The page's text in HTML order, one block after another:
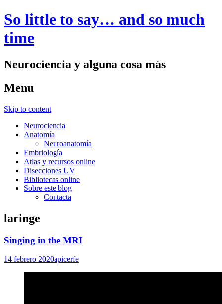
So little to say… and so much
time
Neurociencia y alguna cosa más
Menu
Skip to content
Neurociencia
Anatomía
Neuroanatomía
Embriología
Atlas y recursos online
Disecciones UV
Bibliotecas online
Sobre este blog
Contacta
laringe
Singing in the MRI
14 febrero 2020apicerfe